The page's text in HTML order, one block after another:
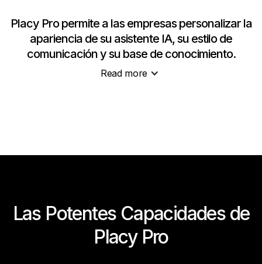
Placy Pro permite a las empresas personalizar la
apariencia de su asistente IA, su estilo de
comunicación y su base de conocimiento.
Read more
Las Potentes Capacidades de
Placy Pro